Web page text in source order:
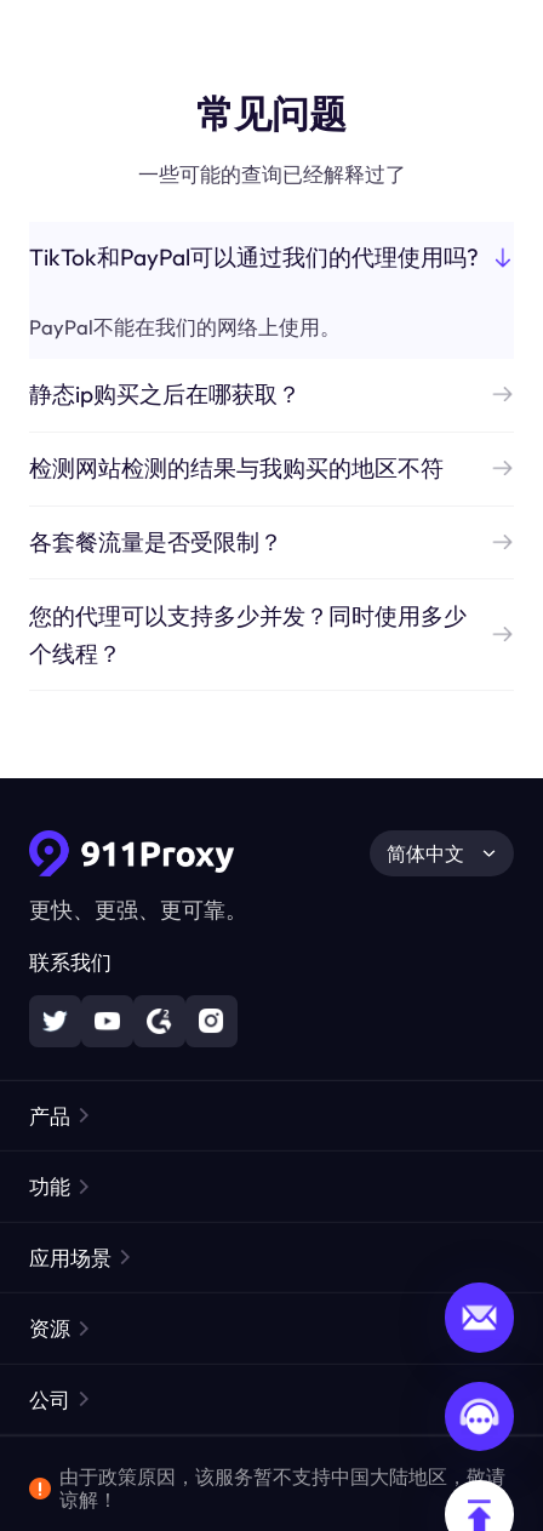
常见问题
一些可能的查询已经解释过了
TikTok和PayPal可以通过我们的代理使用吗?
PayPal不能在我们的网络上使用。
静态ip购买之后在哪获取？
检测网站检测的结果与我购买的地区不符
各套餐流量是否受限制？
您的代理可以支持多少并发？同时使用多少
个线程？
更快、更强、更可靠。
联系我们
简体中文
产品
静态住宅代理
网页抓取 API
视频下载 API
功能
ISP代理
ProxySite
应用场景
市场研究
爬行和索引
资源
常见问题解答
位置
公司
企业服务
由于政策原因，该服务暂不支持中国大陆地区，敬请
谅解！